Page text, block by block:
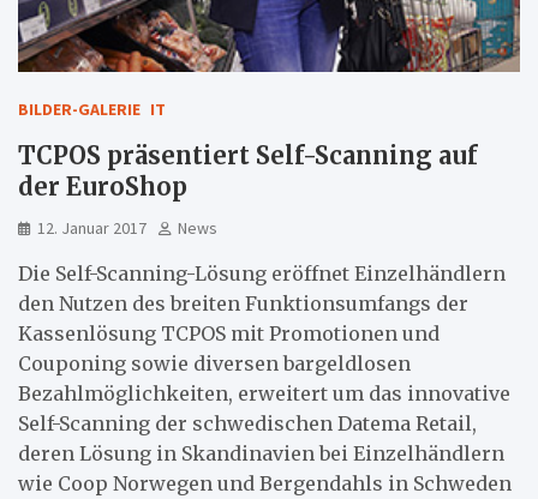
BILDER-GALERIE IT
TCPOS präsentiert Self-Scanning auf
der EuroShop
12. Januar 2017 News
Die Self-Scanning-Lösung eröffnet Einzelhändlern
den Nutzen des breiten Funktionsumfangs der
Kassenlösung TCPOS mit Promotionen und
Couponing sowie diversen bargeldlosen
Bezahlmöglichkeiten, erweitert um das innovative
Self-Scanning der schwedischen Datema Retail,
deren Lösung in Skandinavien bei Einzelhändlern
wie Coop Norwegen und Bergendahls in Schweden